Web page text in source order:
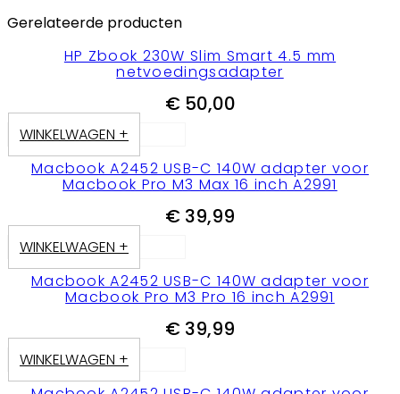
Gerelateerde producten
HP Zbook 230W Slim Smart 4.5 mm
netvoedingsadapter
€50,00
WINKELWAGEN +
Macbook A2452 USB-C 140W adapter voor
Macbook Pro M3 Max 16 inch A2991
€ 39,99
WINKELWAGEN +
Macbook A2452 USB-C 140W adapter voor
Macbook Pro M3 Pro 16 inch A2991
€ 39,99
WINKELWAGEN +